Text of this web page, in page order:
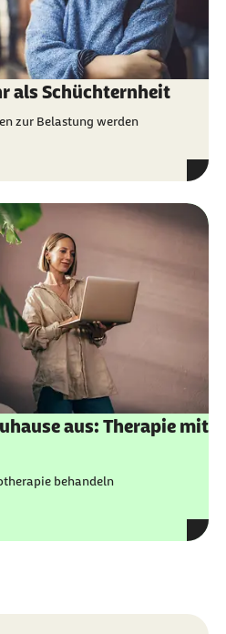
als Schüchternheit
zur Belastung werden
aus: Therapie mit
behandeln